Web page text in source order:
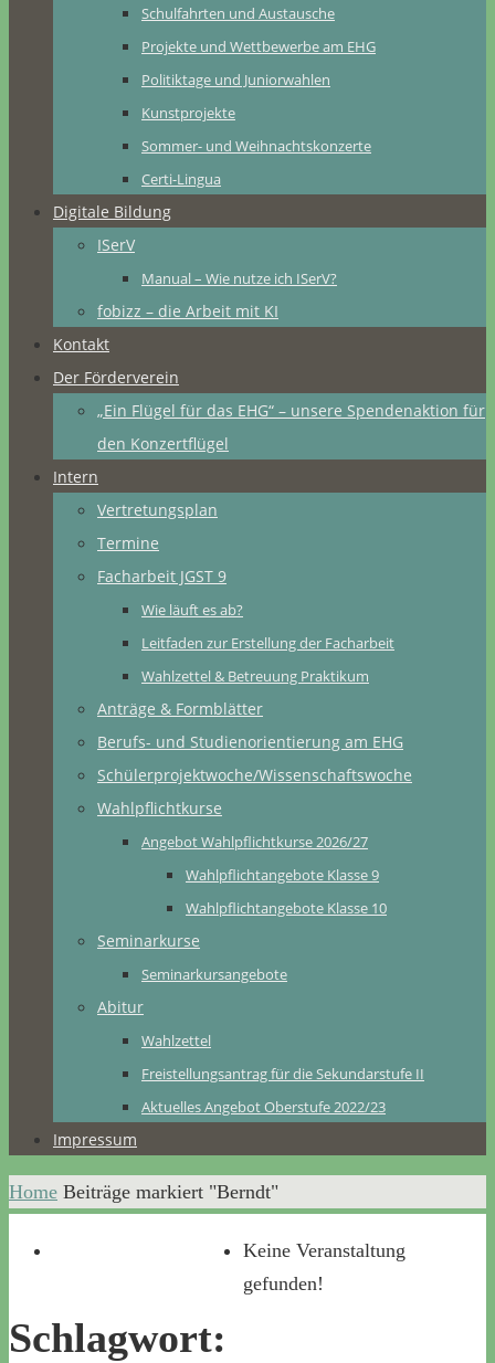
Schulfahrten und Austausche
Projekte und Wettbewerbe am EHG
Politiktage und Juniorwahlen
Kunstprojekte
Sommer- und Weihnachtskonzerte
Certi-Lingua
Digitale Bildung
ISerV
Manual – Wie nutze ich ISerV?
fobizz – die Arbeit mit KI
Kontakt
Der Förderverein
„Ein Flügel für das EHG“ – unsere Spendenaktion für
den Konzertflügel
Intern
Vertretungsplan
Termine
Facharbeit JGST 9
Wie läuft es ab?
Leitfaden zur Erstellung der Facharbeit
Wahlzettel & Betreuung Praktikum
Anträge & Formblätter
Berufs- und Studienorientierung am EHG
Schülerprojektwoche/Wissenschaftswoche
Wahlpflichtkurse
Angebot Wahlpflichtkurse 2026/27
Wahlpflichtangebote Klasse 9
Wahlpflichtangebote Klasse 10
Seminarkurse
Seminarkursangebote
Abitur
Wahlzettel
Freistellungsantrag für die Sekundarstufe II
Aktuelles Angebot Oberstufe 2022/23
Impressum
Home Beiträge markiert "Berndt"
Schlagwort:
Keine Veranstaltung
gefunden!